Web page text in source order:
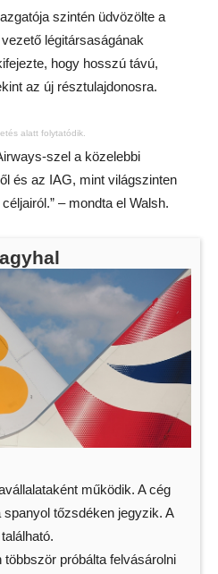
szintén üdvözölte a
légitársaságának
hogy hosszú távú,
az új résztulajdonosra.
alatt folytatódik.
szel a közelebbi
és az IAG, mint világszinten
– mondta el Walsh.
működik. A cég
tőzsdéken jegyzik. A
próbálta felvásárolni